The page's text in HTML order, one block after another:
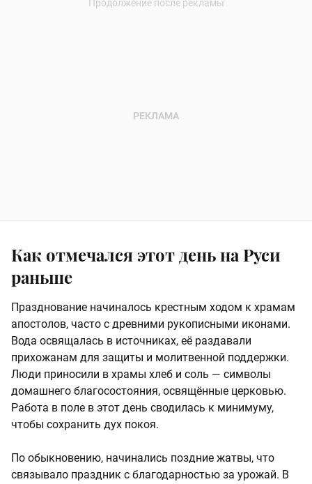
Как отмечался этот день на Руси
раньше
Празднование начиналось крестным ходом к храмам
апостолов, часто с древними рукописными иконами.
Вода освящалась в источниках, её раздавали
прихожанам для защиты и молитвенной поддержки.
Люди приносили в храмы хлеб и соль — символы
домашнего благосостояния, освящённые церковью.
Работа в поле в этот день сводилась к минимуму,
чтобы сохранить дух покоя.
По обыкновению, начинались поздние жатвы, что
связывало праздник с благодарностью за урожай. В